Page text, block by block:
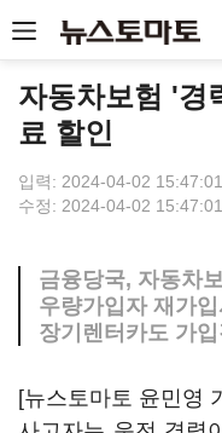
자동차보험 '경
료 할인
입력: 2024-04-02 15:47:01
수정: 2024-04-02 15:47:01
금융당국, 자동차
우량가입자 재가
장기렌터카도 가
[뉴스토마토 윤민영